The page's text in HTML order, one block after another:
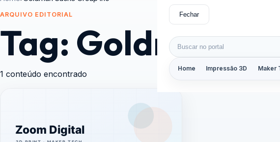
Fechar
Buscar por:
Home Impressão 3D Maker
ARQUIVO EDITORIAL
Tag: Goldman
1 conteúdo encontrado